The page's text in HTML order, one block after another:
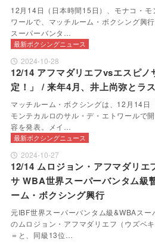
12月14日（日本時間15日）、モナコ・モ
ワールで、マッチルーム・ボクシング興
スーパーバンタ…
最新ボクシングニュース
2024-10-28
12/14 アフマダリエフvsエスピ
定！」 / 来年4月、井上尚弥とラ
マッチルーム・ボクシングは、12月14日
モンテカルロのサル・デ・エトワールで
容を発表。メイ…
最新ボクシングニュース
2024-10-27
12/14 ムロジョン・アフマダリエ
サ WBA世界スーパーバンタム級
ーム・ボクシング興行
元IBF世界スーパーバンタム級&WBAス
のムロジョン・アフマダリエフ（ウズベ
＝と、同級13位…